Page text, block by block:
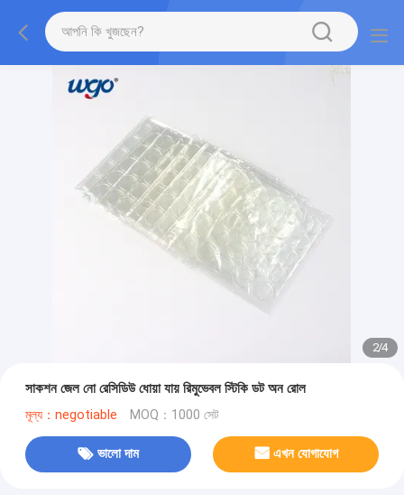
2/4
সাকশন জেল নো রেসিডিউ ধোয়া যায় রিমুভেবল স্টিকি ডট অন রোল
মূল্য：negotiable MOQ：1000 সেট
ভালো দাম এখন যোগাযোগ